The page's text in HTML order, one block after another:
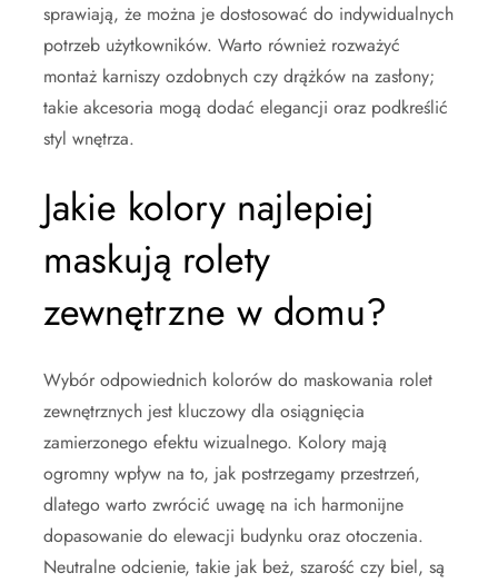
sprawiają, że można je dostosować do indywidualnych
potrzeb użytkowników. Warto również rozważyć
montaż karniszy ozdobnych czy drążków na zasłony;
takie akcesoria mogą dodać elegancji oraz podkreślić
styl wnętrza.
Jakie kolory najlepiej
maskują rolety
zewnętrzne w domu?
Wybór odpowiednich kolorów do maskowania rolet
zewnętrznych jest kluczowy dla osiągnięcia
zamierzonego efektu wizualnego. Kolory mają
ogromny wpływ na to, jak postrzegamy przestrzeń,
dlatego warto zwrócić uwagę na ich harmonijne
dopasowanie do elewacji budynku oraz otoczenia.
Neutralne odcienie, takie jak beż, szarość czy biel, są